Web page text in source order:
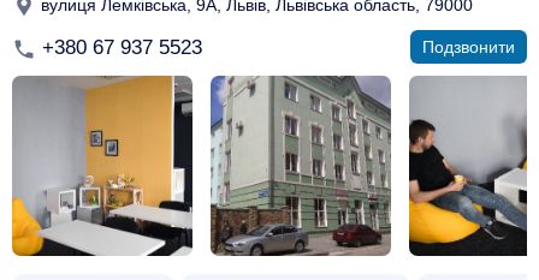
вулиця Лемківська, 9А, Львів, Львівська область, 79000
+380 67 937 5523 Подзвонити